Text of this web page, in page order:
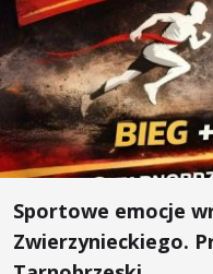
Sportowe emocje
Zwierzynieckiego.